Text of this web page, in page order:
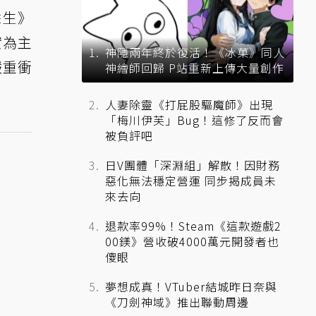
》
主
衝
神隱兩年終於復活！《冰菓》同人
神繪師回歸 P站重新上傳大量創作
人妻除靈《打屁股驅魔師》出現
「梅川伊芙」Bug！這修了反而會
被負評吧
日V團體「深淵組」解散！因財務
惡化無法穩定營運 同步揭成員未
來去向
退款率99%！Steam《這款遊戲2
00鎂》營收破4000萬元開發者也
傻眼
夢想成真！VTuber結城昨日奈與
《刀劍神域》推出聯動周邊